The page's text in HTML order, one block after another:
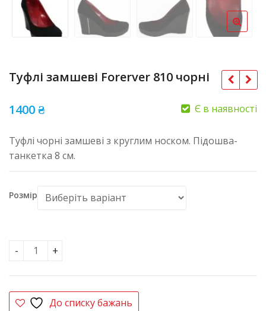
Туфлі замшеві Forerver 810 чорні
1400₴ Є в наявності
Туфлі чорні замшеві з круглим носком. Підошва-
танкетка 8 см.
Розмір
Туфлі замшеві Forerver 810 чорні кількість
До списку бажань